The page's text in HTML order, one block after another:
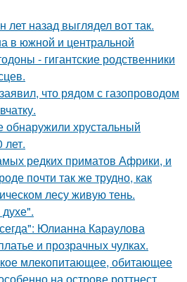
лет назад выглядел вот так.
в южной и центральной
- гигантские родственники
что рядом с газопроводом
обнаружили хрустальный
лет.
редких приматов Африки, и
почти так же трудно, как
лесу живую тень.
Юлианна Караулова
и прозрачных чулках.
млекопитающее, обитающее